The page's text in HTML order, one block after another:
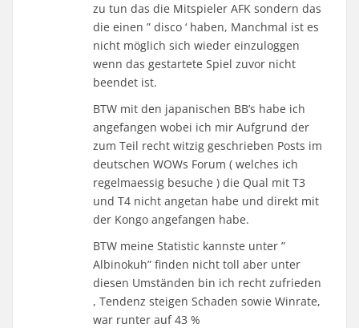
zu tun das die Mitspieler AFK sondern das
die einen ” disco ‘ haben, Manchmal ist es
nicht möglich sich wieder einzuloggen
wenn das gestartete Spiel zuvor nicht
beendet ist.
BTW mit den japanischen BB’s habe ich
angefangen wobei ich mir Aufgrund der
zum Teil recht witzig geschrieben Posts im
deutschen WOWs Forum ( welches ich
regelmaessig besuche ) die Qual mit T3
und T4 nicht angetan habe und direkt mit
der Kongo angefangen habe.
BTW meine Statistic kannste unter ”
Albinokuh” finden nicht toll aber unter
diesen Umständen bin ich recht zufrieden
, Tendenz steigen Schaden sowie Winrate,
war runter auf 43 %